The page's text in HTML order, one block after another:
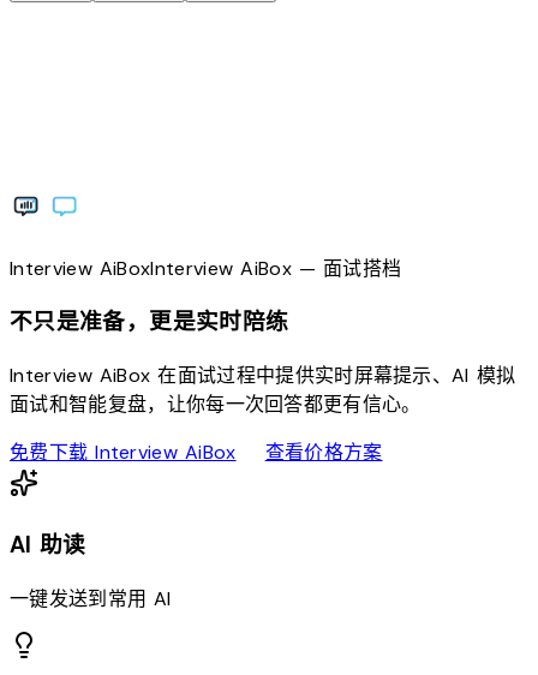
Interview AiBoxInterviewAiBox— 面试搭档
不只是准备，更是实时陪练
Interview AiBox 在面试过程中提供实时屏幕提示、AI 模拟
面试和智能复盘，让你每一次回答都更有信心。
免费下载 Interview AiBoxdownload查看价格方案sell
AI 助读
一键发送到常用 AI